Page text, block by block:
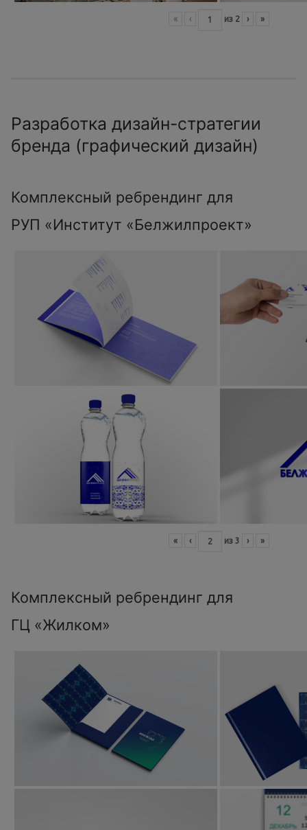
« ‹ из 2 › »
Разработка дизайн-стратегии
бренда (графический дизайн)
Комплексный ребрендинг для
РУП «Институт «Белжилпроект»
« ‹ из 3 › »
Комплексный ребрендинг для
ГЦ «Жилком»